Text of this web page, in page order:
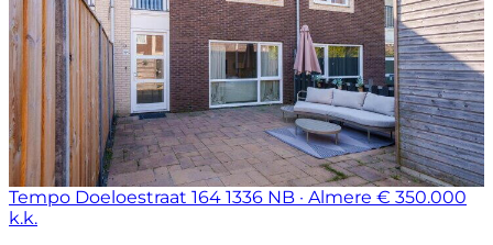
Tempo Doeloestraat 164 1336 NB · Almere € 350.000
k.k.